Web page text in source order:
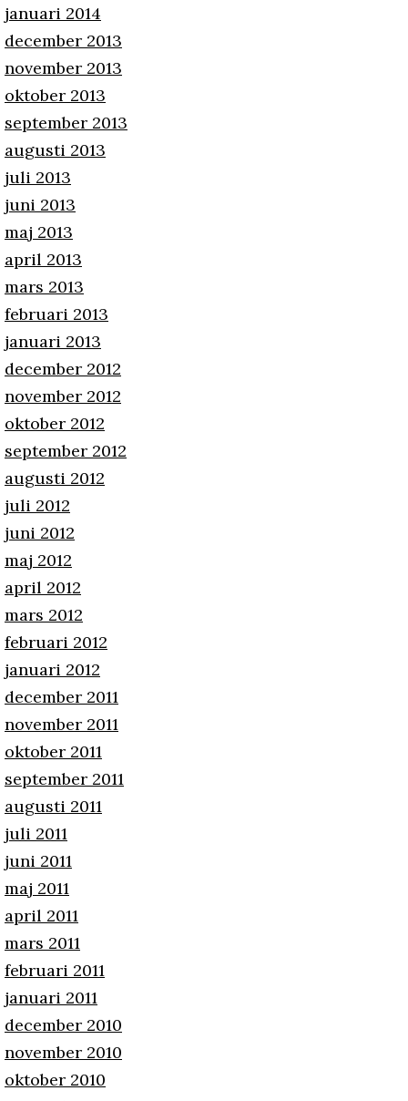
januari 2014
december 2013
november 2013
oktober 2013
september 2013
augusti 2013
juli 2013
juni 2013
maj 2013
april 2013
mars 2013
februari 2013
januari 2013
december 2012
november 2012
oktober 2012
september 2012
augusti 2012
juli 2012
juni 2012
maj 2012
april 2012
mars 2012
februari 2012
januari 2012
december 2011
november 2011
oktober 2011
september 2011
augusti 2011
juli 2011
juni 2011
maj 2011
april 2011
mars 2011
februari 2011
januari 2011
december 2010
november 2010
oktober 2010